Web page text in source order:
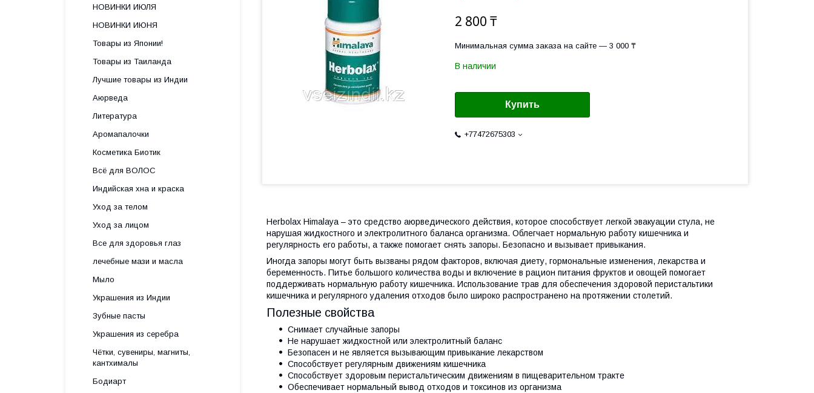
2 800 ₸
Минимальная сумма заказа на сайте — 3 000 ₸
В наличии
Купить
+77472675303
Herbolax Himalaya – это средство аюрведического действия, которое способствует легкой эвакуации стула, не
нарушая жидкостного и электролитного баланса организма. Облегчает нормальную работу кишечника и
регулярность его работы, а также помогает снять запоры. Безопасно и вызывает привыкания.
Иногда запоры могут быть вызваны рядом факторов, включая диету, гормональные изменения, лекарства и
беременность. Питье большого количества воды и включение в рацион питания фруктов и овощей помогает
поддерживать нормальную работу кишечника. Использование трав для обеспечения здоровой перистальтики
кишечника и регулярного удаления отходов было широко распространено на протяжении столетий.
Полезные свойства
Снимает случайные запоры
Не нарушает жидкостной или электролитный баланс
Безопасен и не является вызывающим привыкание лекарством
Способствует регулярным движениям кишечника
Способствует здоровым перистальтическим движениям в пищеварительном тракте
Обеспечивает нормальный вывод отходов и токсинов из организма
НОВИНКИ ИЮЛЯ
НОВИНКИ ИЮНЯ
Товары из Японии!
Товары из Таиланда
Лучшие товары из Индии
Аюрведа
Литература
Аромапалочки
Косметика Биотик
Всё для ВОЛОС
Индийская хна и краска
Уход за телом
Уход за лицом
Все для здоровья глаз
лечебные мази и масла
Мыло
Украшения из Индии
Зубные пасты
Украшения из серебра
Чётки, сувениры, магниты,
кантхималы
Бодиарт